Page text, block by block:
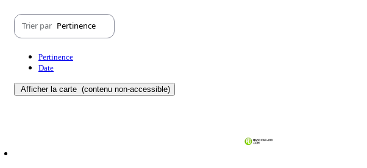
Trier par Pertinence
Pertinence
Date
Afficher la carte (contenu non-accessible)